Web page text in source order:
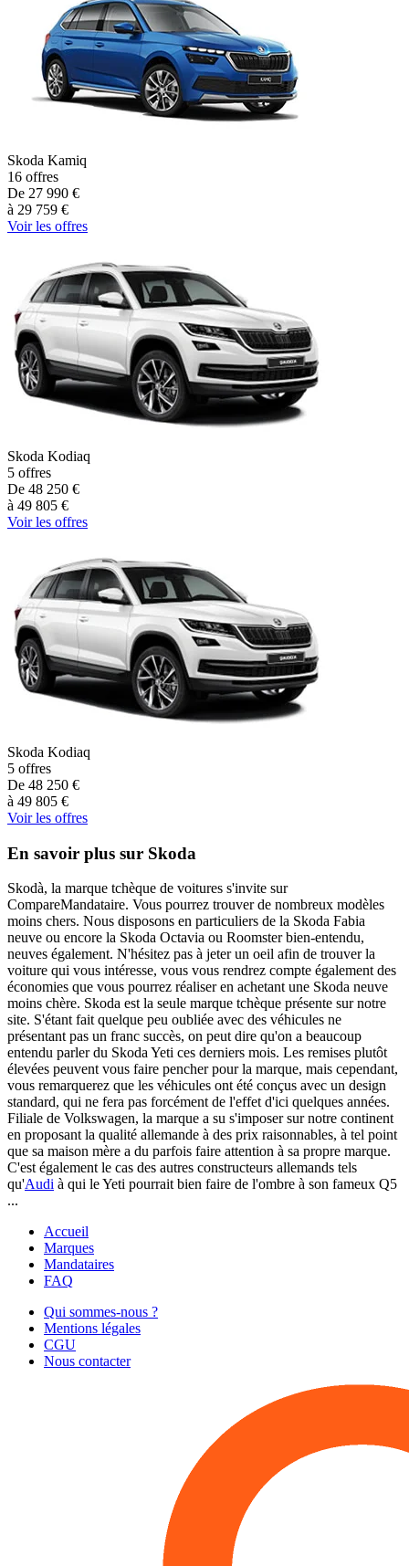
Skoda Kamiq
16 offres
De 27 990 €
à 29 759 €
Voir les offres
Skoda Kodiaq
5 offres
De 48 250 €
à 49 805 €
Voir les offres
Skoda Kodiaq
5 offres
De 48 250 €
à 49 805 €
Voir les offres
En savoir plus sur Skoda
Skodà, la marque tchèque de voitures s'invite sur
CompareMandataire. Vous pourrez trouver de nombreux modèles
moins chers. Nous disposons en particuliers de la Skoda Fabia
neuve ou encore la Skoda Octavia ou Roomster bien-entendu,
neuves également. N'hésitez pas à jeter un oeil afin de trouver la
voiture qui vous intéresse, vous vous rendrez compte également des
économies que vous pourrez réaliser en achetant une Skoda neuve
moins chère. Skoda est la seule marque tchèque présente sur notre
site. S'étant fait quelque peu oubliée avec des véhicules ne
présentant pas un franc succès, on peut dire qu'on a beaucoup
entendu parler du Skoda Yeti ces derniers mois. Les remises plutôt
élevées peuvent vous faire pencher pour la marque, mais cependant,
vous remarquerez que les véhicules ont été conçus avec un design
standard, qui ne fera pas forcément de l'effet d'ici quelques années.
Filiale de Volkswagen, la marque a su s'imposer sur notre continent
en proposant la qualité allemande à des prix raisonnables, à tel point
que sa maison mère a du parfois faire attention à sa propre marque.
C'est également le cas des autres constructeurs allemands tels
qu'Audi à qui le Yeti pourrait bien faire de l'ombre à son fameux Q5
...
Accueil
Marques
Mandataires
FAQ
Qui sommes-nous ?
Mentions légales
CGU
Nous contacter